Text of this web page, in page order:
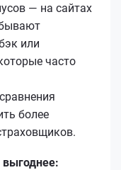
— на сайтах
или
часто
более